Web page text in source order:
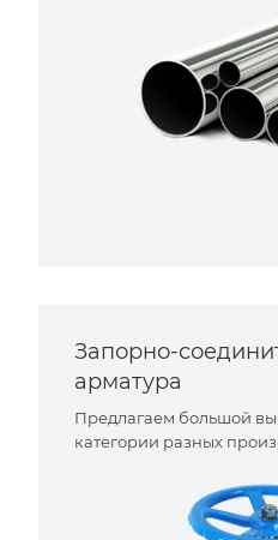
Запорно-
арматура
Предлагаем большой
категории разных